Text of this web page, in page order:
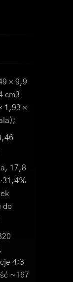
× 9,9
cm3
1,93 ×
17,8
do
4:3
~167